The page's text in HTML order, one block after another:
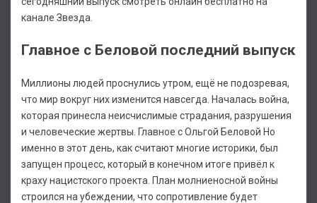
канале Звезда.
Главное с Беловой последний выпуск
Миллионы людей проснулись утром, ещё не подозревая,
что мир вокруг них изменится навсегда. Началась война,
которая принесла неисчислимые страдания, разрушения
и человеческие жертвы. Главное с Ольгой Беловой Но
именно в этот день, как считают многие историки, был
запущен процесс, который в конечном итоге привёл к
краху нацистского проекта. План молниеносной войны
строился на убеждении, что сопротивление будет